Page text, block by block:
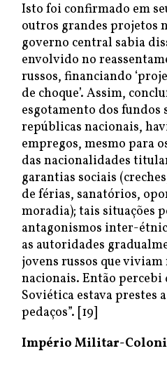
Isto foi confirmado em
outros grandes projetos
governo central sabia
envolvido no
russos, financiando
de choque’. Assim,
esgotamento dos fundos
repúblicas nacionais,
empregos, mesmo para
das nacionalidades
garantias sociais
de férias, sanatórios,
moradia); tais situações
antagonismos inter-
as autoridades
jovens russos que
nacionais. Então percebi
Soviética estava prestes
pedaços”. [19]
Império Militar-